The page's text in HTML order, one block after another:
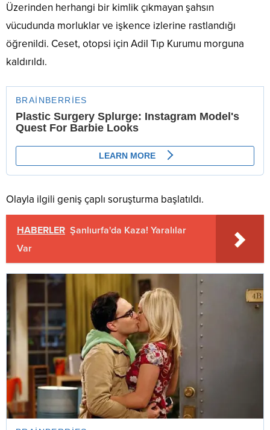
Üzerinden herhangi bir kimlik çıkmayan şahsın
vücudunda morluklar ve işkence izlerine rastlandığı
öğrenildi. Ceset, otopsi için Adil Tıp Kurumu morguna
kaldırıldı.
Olayla ilgili geniş çaplı soruşturma başlatıldı.
HABERLER Şanlıurfa'da Kaza! Yaralılar
Var